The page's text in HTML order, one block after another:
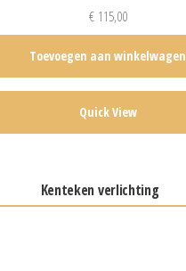
€115,00
Toevoegen aan winkelwagen
Quick View
kenteken verlichting